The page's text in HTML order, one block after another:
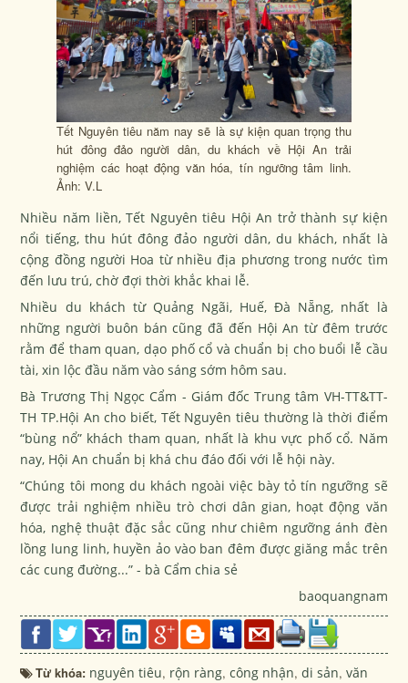
Tết Nguyên tiêu năm nay sẽ là sự kiện quan trọng thu
hút đông đảo người dân, du khách về Hội An trải
nghiệm các hoạt động văn hóa, tín ngưỡng tâm linh.
Ảnh: V.L
Nhiều năm liền, Tết Nguyên tiêu Hội An trở thành sự kiện
nổi tiếng, thu hút đông đảo người dân, du khách, nhất là
cộng đồng người Hoa từ nhiều địa phương trong nước tìm
đến lưu trú, chờ đợi thời khắc khai lễ.
Nhiều du khách từ Quảng Ngãi, Huế, Đà Nẵng, nhất là
những người buôn bán cũng đã đến Hội An từ đêm trước
rằm để tham quan, dạo phố cổ và chuẩn bị cho buổi lễ cầu
tài, xin lộc đầu năm vào sáng sớm hôm sau.
Bà Trương Thị Ngọc Cẩm - Giám đốc Trung tâm VH-TT&TT-
TH TP.Hội An cho biết, Tết Nguyên tiêu thường là thời điểm
“bùng nổ” khách tham quan, nhất là khu vực phố cổ. Năm
nay, Hội An chuẩn bị khá chu đáo đối với lễ hội này.
“Chúng tôi mong du khách ngoài việc bày tỏ tín ngưỡng sẽ
được trải nghiệm nhiều trò chơi dân gian, hoạt động văn
hóa, nghệ thuật đặc sắc cũng như chiêm ngưỡng ánh đèn
lồng lung linh, huyền ảo vào ban đêm được giăng mắc trên
các cung đường...” - bà Cẩm chia sẻ
baoquangnam
Từ khóa: nguyên tiêu, rộn ràng,công nhận,di sản,văn